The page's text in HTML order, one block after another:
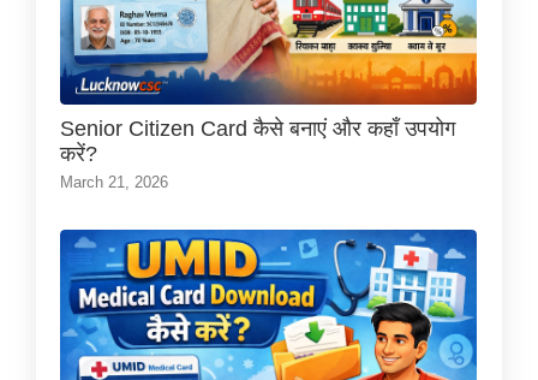
Senior Citizen Card कैसे बनाएं और कहाँ उपयोग
करें?
March 21, 2026